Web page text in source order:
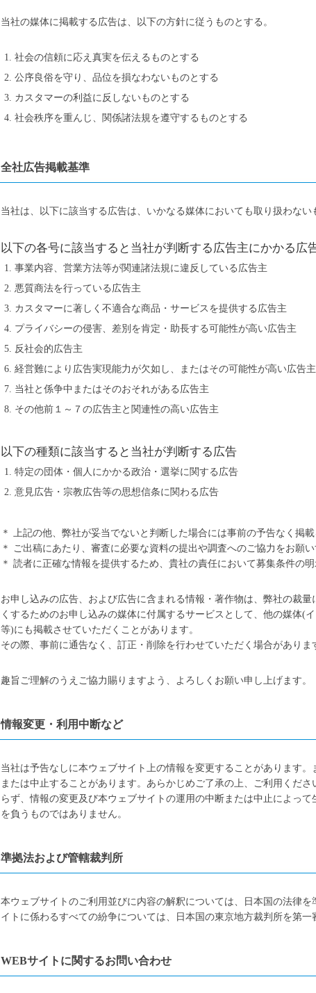
当社の媒体に掲載する広告は、以下の方針に従うものとする。
社会の信頼に応え真実を伝えるものとする
公序良俗を守り、品位を損なわないものとする
カスタマーの利益に反しないものとする
社会秩序を重んじ、関係諸法規を遵守するものとする
全社広告掲載基準
当社は、以下に該当する広告は、いかなる媒体においても取り扱わない
以下の各号に該当すると当社が判断する広告主にかかる広
事業内容、営業方法等が関連諸法規に違反している広告主
悪質商法を行っている広告主
カスタマーに著しく不適合な商品・サービスを提供する広告主
プライバシーの侵害、差別を肯定・助長する可能性が高い広告主
反社会的広告主
経営難により広告実現能力が欠如し、またはその可能性が高い広告主
当社と係争中またはそのおそれがある広告主
その他前１～７の広告主と関連性の高い広告主
以下の種類に該当すると当社が判断する広告
特定の団体・個人にかかる政治・選挙に関する広告
意見広告・宗教広告等の思想信条に関わる広告
＊ 上記の他、弊社が妥当でないと判断した場合には事前の予告なく掲
＊ ご出稿にあたり、審査に必要な資料の提出や調査へのご協力をお願
＊ 読者に正確な情報を提供するため、貴社の責任において募集条件の
お申し込みの広告、および広告に含まれる情報・著作物は、弊社の裁
くするためのお申し込みの媒体に付属するサービスとして、他の媒体(
等)にも掲載させていただくことがあります。
その際、事前に通告なく、訂正・削除を行わせていただく場合があり
趣旨ご理解のうえご協力賜りますよう、よろしくお願い申し上げます。
情報変更・利用中断など
当社は予告なしに本ウェブサイト上の情報を変更することがあります
または中止することがあります。あらかじめご了承の上、ご利用くだ
らず、情報の変更及び本ウェブサイトの運用の中断または中止によっ
を負うものではありません。
準拠法および管轄裁判所
本ウェブサイトのご利用並びに内容の解釈については、日本国の法律
イトに係わるすべての紛争については、日本国の東京地方裁判所を第
WEBサイトに関するお問い合わせ